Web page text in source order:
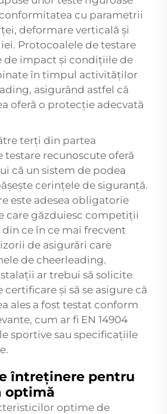
cu parametrii
deformare verticală și
Protocoalele de testare
de impact și condițiile de
în timpul activităților
asigurând astfel că
oferă o protecție adecvată
terți din partea
testare recunoscute oferă
că un sistem de podea
cerințele de siguranță.
este adesea obligatorie
care găzduiesc competiții
ce în ce mai frecvent
de asigurări care
de cheerleading.
ar trebui să solicite
și să se asigure că
ales a fost testat conform
cum ar fi EN 14904
sportive sau specificațiile
întreținere pentru
optimă
optime de